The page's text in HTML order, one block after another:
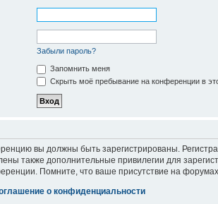
Забыли пароль?
Запомнить меня
Скрыть моё пребывание на конференции в
вы должны быть зарегистрированы.
также дополнительные привилегии для
Помните, что ваше присутствие на форумах
о конфиденциальности